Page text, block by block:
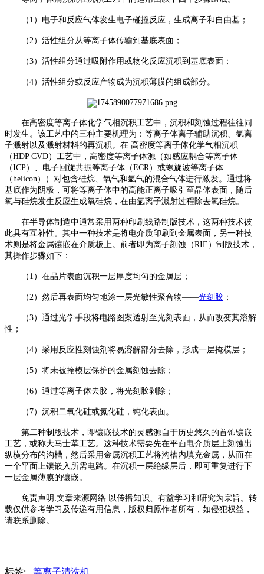
（ 1）电子和反应气体发生电子碰撞反应，生成离子和自由基；
（ 2）活性组分从等离子体传输到基底表面；
（3）活性组分通过吸附作用或物化反应沉积到基底表面；
（4）活性组分或反应产物成为沉积薄膜的组成部分。
在高密度等离子体化学气相沉积工艺中，沉积和刻蚀过程往往同
时发生。该工艺中的三种主要机理为：等离子体离子辅助沉积、氩离
子溅射以及溅射材料的再沉积。在 高密度等离子体化学气相沉积
（HDP CVD）工艺中，高密度等离子体源（如感应耦合等离子体
（ICP）、电子回旋共振等离子体（ECR）或螺旋波等离子体
（helicon））对包含硅烷、氧气和氩气的混合气体进行激发。通过将
基底作为阴极，可将等离子体中的高能正离子吸引至晶体表面，随后
氧与硅烷发生反应生成氧硅烷，在由氩离子溅射过程除去氧硅烷。
在半导体制造中通常采用两种印刷线路制版技术，这两种技术彼
此具有互补性。其中一种技术是将电介质印刷到金属表面，另一种技
术则是将金属镶嵌在介质板上。前者即为离子刻蚀（RIE）制版技术，
其操作步骤如下：
（ 1）在晶片表面沉积一层厚度均匀的金属层；
（ 2）然后再表面均匀地涂一层光敏性聚合物——光刻胶 ；
（3）通过光学手段将电路图案透射至光刻表面，从而改变其溶解
性；
（4）采用反应性刻蚀剂将易溶解部分去除，形成一层掩模层；
（5）将未被掩模层保护的金属刻蚀去除；
（6）通过等离子体去胶，将光刻胶剥除；
（ 7）沉积二氧化硅或氮化硅，钝化表面。
第二种制版技术，即镶嵌技术的灵感源自于历史悠久的首饰镶嵌
工艺，或称大马士革工艺。这种技术需要先在平面电介质层上刻蚀出
纵横分布的沟槽，然后采用金属沉积工艺将沟槽内填充金属，从而在
一个平面上镶嵌入所需电路。在沉积一层绝缘层后，即可重复进行下
一层金属薄膜的镶嵌。
免责声明 :文章来源网络 以传播知识、有益学习和研究为宗旨。转
载仅供参考学习及传递有用信息，版权归原作者所有，如侵犯权益，
请联系删除。
标签: 等离子清洗机